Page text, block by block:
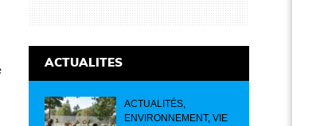
ACTUALITES
ACTUALITÉS,
ENVIRONNEMENT, VIE